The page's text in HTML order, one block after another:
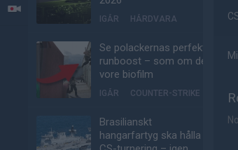
LIVESÄNDNINGAR
IGÅR HÅRDVARA
Se polackernas perfekta
runboost – som om det
vore biofilm
IGÅR COUNTER-STRIKE
Brasilianskt
hangarfartyg ska hålla